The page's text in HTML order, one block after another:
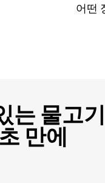
어떤
는 물고
만에